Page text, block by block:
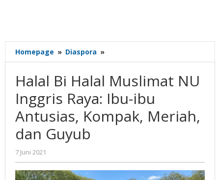
Homepage » Diaspora »
Bi
Muslimat
NU
Inggris
Raya:
Ibu-
Meriah,
Halal Bi Halal Muslimat NU
Inggris Raya: Ibu-ibu
Antusias, Kompak, Meriah,
dan Guyub
7 Juni 2021
Gatot
Susanto